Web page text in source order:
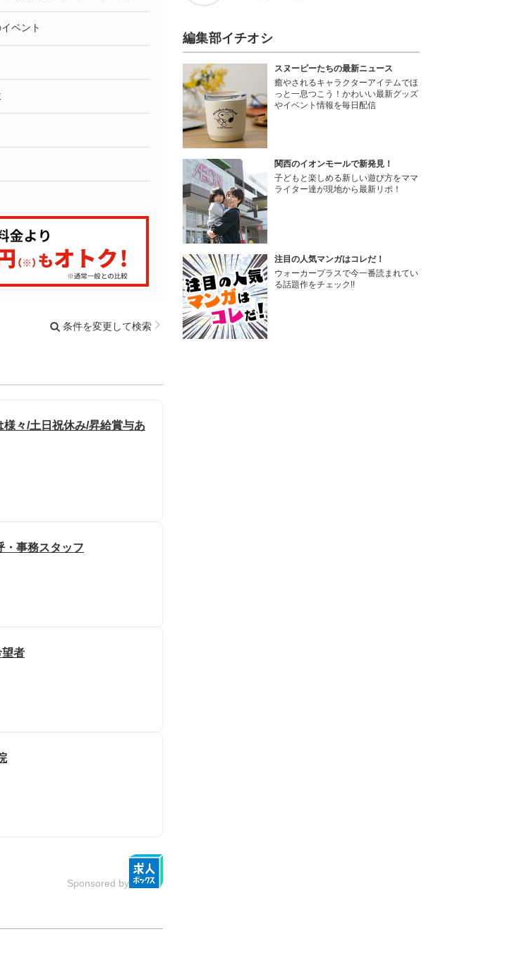
ベント
条件を変更して検索
々/土日祝休み/昇給賞与あ
・事務スタッフ
者
Sponsored by
編集部イチオシ
スヌーピーたちの最新ニュース
癒やされるキャラクターアイテムでほ
っと一息つこう！かわいい最新グッズ
やイベント情報を毎日配信
関西のイオンモールで新発見！
子どもと楽しめる新しい遊び方をママ
ライター達が現地から最新リポ！
注目の人気マンガはコレだ！
ウォーカープラスで今一番読まれてい
る話題作をチェック!!